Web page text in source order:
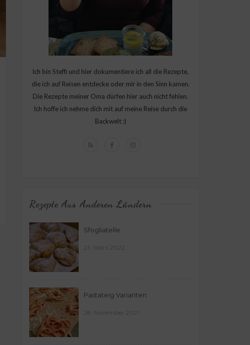
Ich bin Steffi und hier dokumentiere ich all die Rezepte,
die ich auf Reisen entdecke oder mir in den Sinn kamen.
Die Rezepte meiner Oma dürfen hier auch nicht fehlen.
Ich hoffe ich nehme dich mit auf meine Reise durch die
Backwelt :)
Rezepte Aus Anderen Ländern
Sfogliatelle
23. März 2022
Pastateig Varianten
28. November 2021